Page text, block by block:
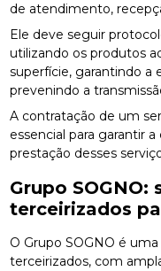
de atendimento,
Ele deve seguir
utilizando os produtos
superfície, garantindo a
prevenindo a
A contratação de um
essencial para garantir
prestação desses
Grupo SOGNO:
terceirizados
O Grupo SOGNO é
terceirizados, com